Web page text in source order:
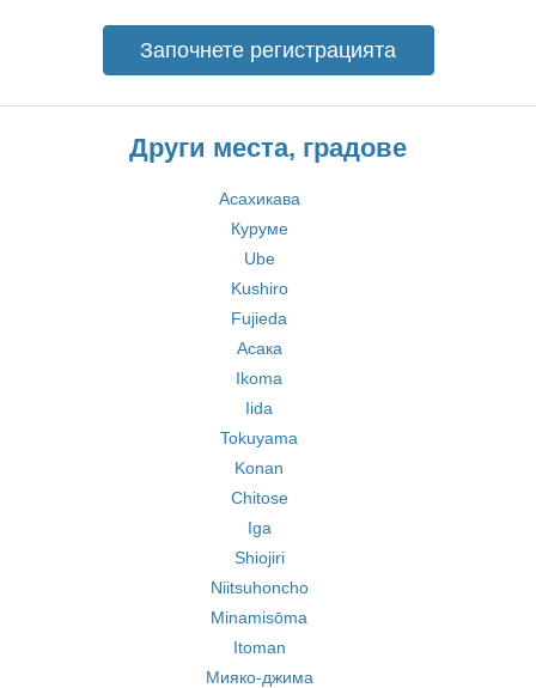
Започнете регистрацията
Други места, градове
Асахикава
Куруме
Ube
Kushiro
Fujieda
Асака
Ikoma
Iida
Tokuyama
Konan
Chitose
Iga
Shiojiri
Niitsuhoncho
Minamisōma
Itoman
Мияко-джима